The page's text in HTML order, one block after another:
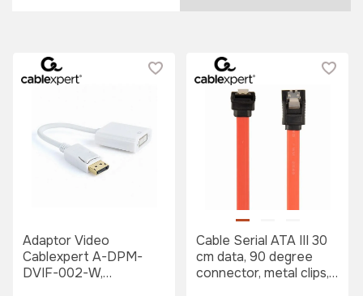
Adaptor Video
Cablexpert A-DPM-
DVIF-002-W,
Cable Serial ATA III 30
cm data, 90 degree
connector, metal clips,